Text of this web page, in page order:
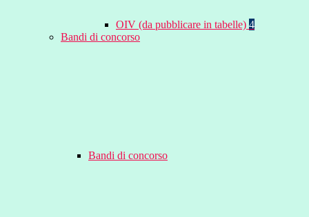
OIV (da pubblicare in tabelle) 4
Bandi di concorso
Bandi di concorso